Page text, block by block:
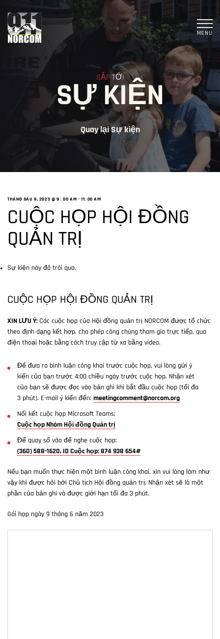
MENU
SẮPTỚI
SỰ KIỆN
Quay lại Sự kiện
THÁNG SÁU 9, 2023 @ 9 : 00 AM -11: 00 AM
CUỘC HỌP HỘI ĐỒNG
QUẢN TRỊ
Sự kiện này đã trôi qua.
CUỘC HỌP HỘI ĐỒNG QUẢN TRỊ
XIN LƯU Ý: Các cuộc họp của Hội đồng quản trị NORCOM được tổ chức
theo định dạng kết hợp, cho phép công chúng tham gia trực tiếp, qua
điện thoại hoặc bằng cách truy cập từ xa bằng video.
Để đưa ra bình luận công khai trước cuộc họp, vui lòng gửi ý
kiến của bạn trước 4:00 chiều ngày trước cuộc họp. Nhận xét
của bạn sẽ được đọc vào bản ghi khi bắt đầu cuộc họp (tối đa
3 phút). E-mail ý kiến đến: meetingcomment@norcom.org
Nối kết cuộc họp Microsoft Teams:
Cuộc họp Nhóm Hội đồng Quản trị
Để quay số vào để nghe cuộc họp:
(360) 588-1620, ID Cuộc họp: 874 938 654#
Nếu bạn muốn thực hiện một bình luận công khai, xin vui lòng làm như
vậy khi được hỏi bởi Chủ tịch Hội đồng quản trị. Nhận xét sẽ là một
phần của bản ghi và được giới hạn tối đa 3 phút.
Gói họp ngày 9 tháng 6 năm 2023